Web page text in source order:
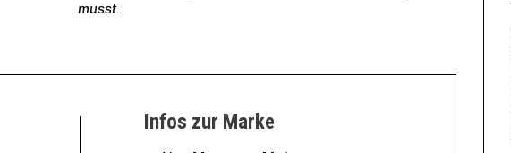
musst.
Infos zur Marke